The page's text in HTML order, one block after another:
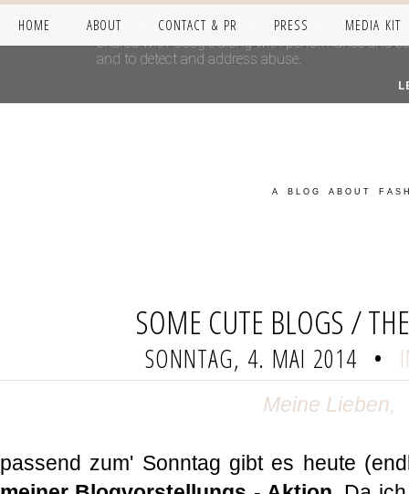
HOME ABOUT CONTACT & PR PRESS MEDIA KIT
A BLOG ABOUT
SOME CUTE BLOGS /
SONNTAG, 4. MAI 2014 •
Meine Lieben,
passend zum' Sonntag gibt es heute
This site uses cookies from Google to deliver its
shared with Google along with performance and
and to detect and address abuse.